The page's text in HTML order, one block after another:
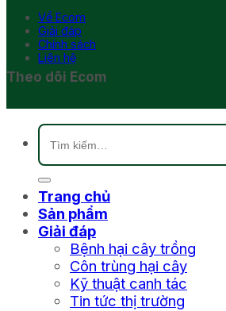
Về Ecom
Giải đáp
Chính sách
Liên hệ
Theo dõi Ecom
Tìm
kiếm:
Trang chủ
Sản phẩm
Giải đáp
Bệnh hại cây trồng
Côn trùng hại cây
Kỹ thuật canh tác
Tin tức thị trường